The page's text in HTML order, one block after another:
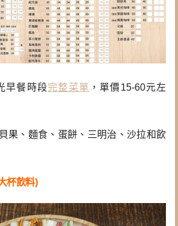
早餐時段完整菜單 ，單價15-60元左
果、麵食、蛋餅、三明治、沙拉和飲
杯飲料)